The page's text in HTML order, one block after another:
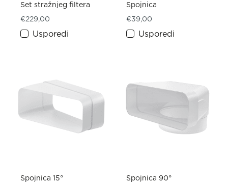
Set stražnjeg filtera
€229,00
Usporedi
Spojnica
€39,00
Usporedi
Spojnica 15°
Spojnica 90°